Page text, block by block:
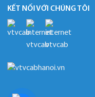
KẾT NỐI VỚI CHÚNG TÔI